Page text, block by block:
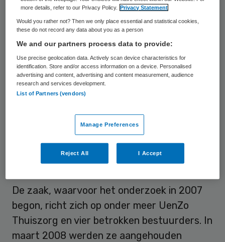
Openbaar Ministerie (OM) met nieuwe
officieren van justitie de zaak doorzetten.
Het OM liet vrijdag weten dat het op 8
oktober de kwestie eerst aan de rechtbank
wil voorleggen om te kijken of
vervolging verhinderen. In dat geval hoeven
tientallen getuigen niet te worden gehoor
Zorg in natura
De zaak, waarvoor het onderzoek in 2007
begon, richt zich op onder meer UenZo
Thuiszorg en vier betrokken bestuurders. In
maart 2008 werden ze aangehouden
more details, refer to our Privacy Policy.
Privacy Statement
Would you rather not? Then we only place essential and statistical cookies,
these do not record any data about you as a person
We and our partners process data to provide:
Use precise geolocation data. Actively scan device characteristics for
identification. Store and/or access information on a device. Personalised
advertising and content, advertising and content measurement, audience
research and services development.
List of Partners (vendors)
Manage Preferences
Reject All I Accept